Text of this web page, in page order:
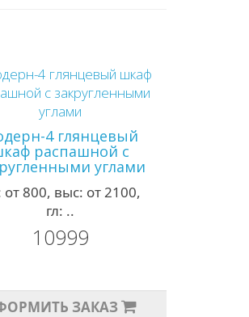
4 глянцевый
распашной с
углами
800, выс: от 2100,
гл: ..
10999
ЗАКАЗ